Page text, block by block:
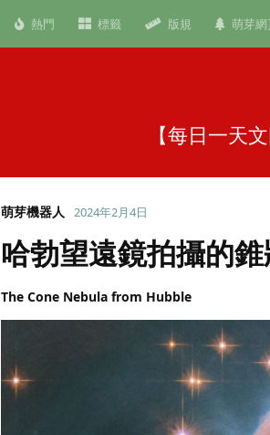
熱門 標籤 版規 萌芽網
【每日一天
萌芽機器人 2024年2月4日
哈勃望遠鏡拍攝的
The Cone Nebula from Hubble